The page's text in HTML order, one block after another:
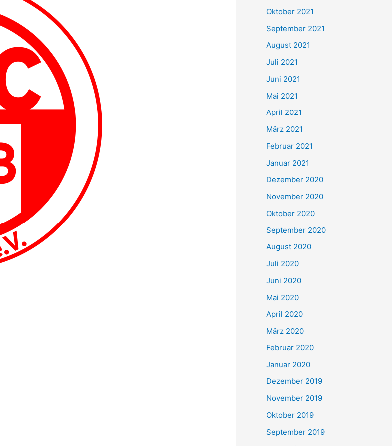
e
n
h
:
Oktober 2021
September 2021
August 2021
Juli 2021
Juni 2021
Mai 2021
April 2021
März 2021
Februar 2021
Januar 2021
Dezember 2020
November 2020
Oktober 2020
September 2020
August 2020
Juli 2020
Juni 2020
Mai 2020
April 2020
März 2020
Februar 2020
Januar 2020
Dezember 2019
November 2019
Oktober 2019
September 2019